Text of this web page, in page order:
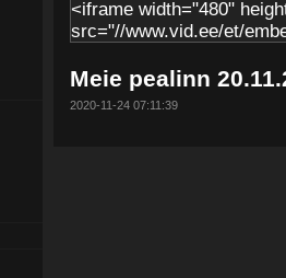
Meie pealinn
2020-11-24 07:11:39